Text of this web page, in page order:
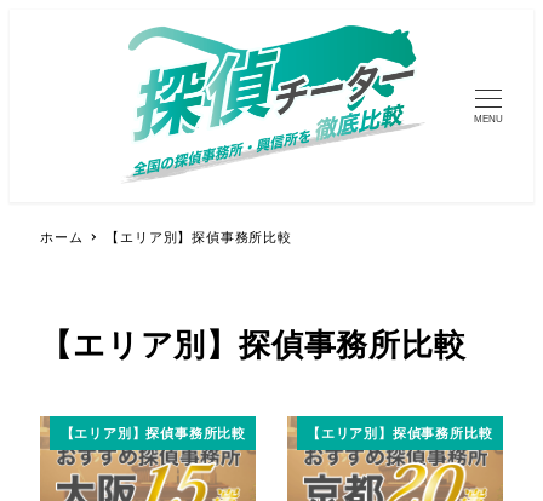
MENU
ホーム 【エリア別】探偵事務所比較
【エリア別】探偵事務所比較
【エリア別】探偵事務所比較 【エリア別】探偵事務所比較